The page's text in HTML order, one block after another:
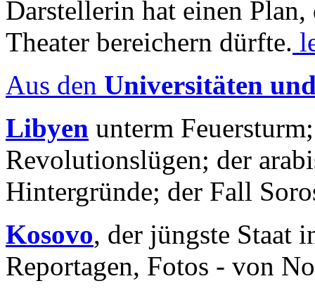
Darstellerin hat einen Plan,
Theater bereichern dürfte.
Aus den Universitäten
Libyen unterm
Revolutionslügen; der
Hintergründe; der Fall
Kosovo, der jüngste Staat
Reportagen, Fotos - von